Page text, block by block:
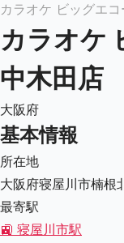
カラオケ ビッグエ
カラオケ
中木田店
大阪府
基本情報
所在地
大阪府寝屋川市楠
最寄駅
🚉 寝屋川市駅